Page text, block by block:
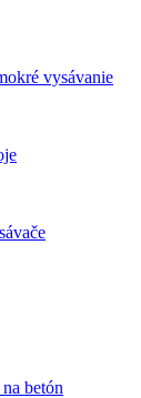
vysávanie
betón
priedušný
ako traky a
čierno-zeleno-